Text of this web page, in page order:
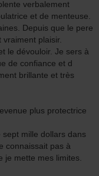
verbalement
et de menteuse.
Depuis que le pere
vraiment plaisir.
le dévouloir. Je sers à
de confiance et d
brillante et très
plus protectrice
mille dollars dans
connaissait pas à
je mette mes limites.